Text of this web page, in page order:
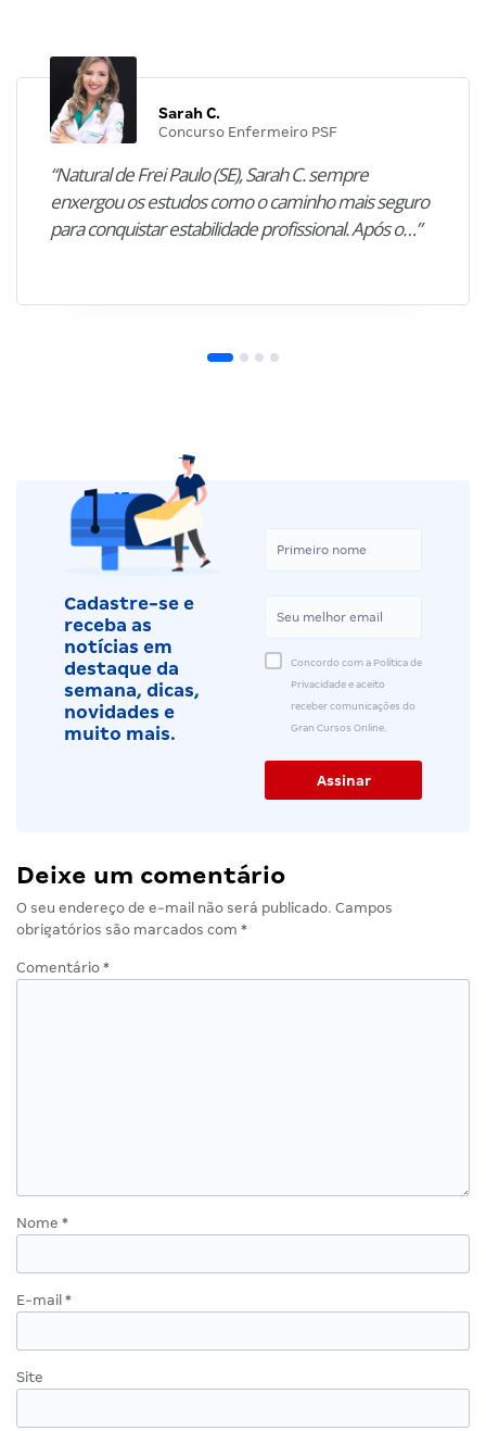
Sarah C.
Concurso Enfermeiro PSF
“Natural de Frei Paulo (SE), Sarah C. sempre
enxergou os estudos como o caminho mais seguro
para conquistar estabilidade profissional. Após o…”
Cadastre-se e
receba as
notícias em
destaque da
semana, dicas,
novidades e
muito mais.
Concordo com a Política de
Privacidade e aceito
receber comunicações do
Gran Cursos Online.
Deixe um comentário
O seu endereço de e-mail não será publicado. Campos
obrigatórios são marcados com *
Comentário *
Nome *
E-mail *
Site